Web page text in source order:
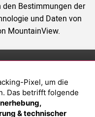
Bestimmungen der
und Daten von
MountainView.
sind sind ETFs?
Vorteile
Pixel, um die
Das betrifft folgende
& technischer